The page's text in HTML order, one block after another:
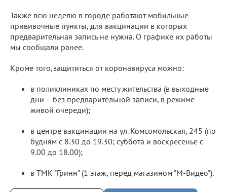
Также всю неделю в городе работают мобильные
прививочные пункты, для вакцинации в которых
предварительная запись не нужна. О графике их работы
мы сообщали ранее.
Кроме того,защититься от коронавируса можно:
в поликлиниках по месту жительства (в выходные
дни – без предварительной записи, в режиме
живой очереди);
в центре вакцинации на ул. Комсомольская, 245 (по
будням с 8.30 до 19.30; суббота и воскресенье с
9.00 до 18.00);
в ТМК "Гринн" (1 этаж, перед магазином "М-Видео").